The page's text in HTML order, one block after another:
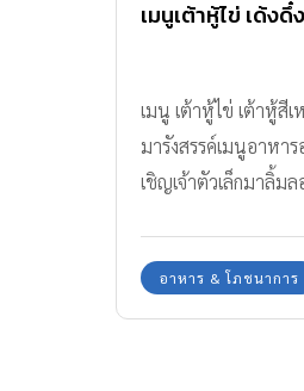
เมนูเต้าหู้ไข่ เด้ง
เมนู เต้าหู้ไข่ เต้าหู้สี
มารังสรรค์เมนูอาหา
เชิญเจ้าตัวเล็กมาลิ้ม
อาหาร & โภชนาการ